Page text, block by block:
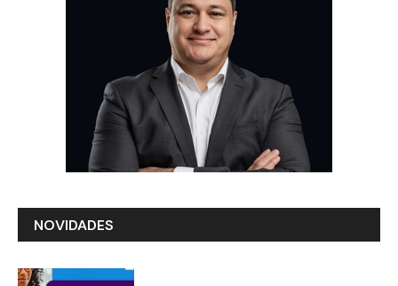
NOVIDADES